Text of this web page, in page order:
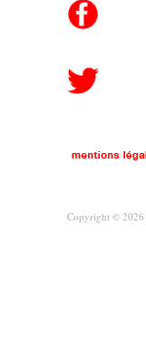
Copyright © 2026